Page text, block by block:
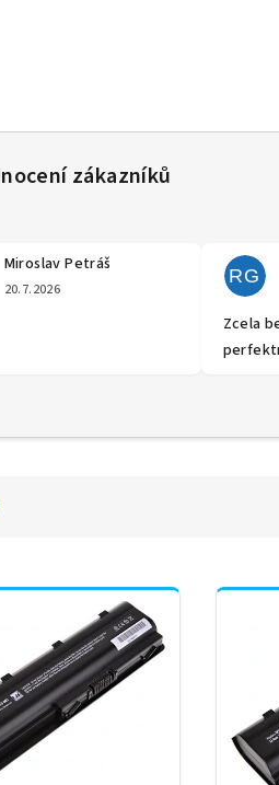
Miroslav Petráš
Hodnocení obchodu je 5 z
20.7.2026
RG
Zcela